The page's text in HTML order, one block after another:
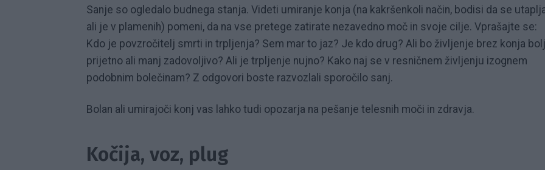
Sanje so ogledalo budnega stanja. Videti umiranje konja (na kakršenkoli način, bodisi da se
ali je v plamenih) pomeni, da na vse pretege zatirate nezavedno moč in svoje cilje. Vprašajte se:
Kdo je povzročitelj smrti in trpljenja? Sem mar to jaz? Je kdo drug? Ali bo življenje brez konja bolj
prijetno ali manj zadovoljivo? Ali je trpljenje nujno? Kako naj se v resničnem življenju izognem
podobnim bolečinam? Z odgovori boste razvozlali sporočilo sanj.
Bolan ali umirajoči konj vas lahko tudi opozarja na pešanje telesnih moči in zdravja.
Kočija, voz, plug